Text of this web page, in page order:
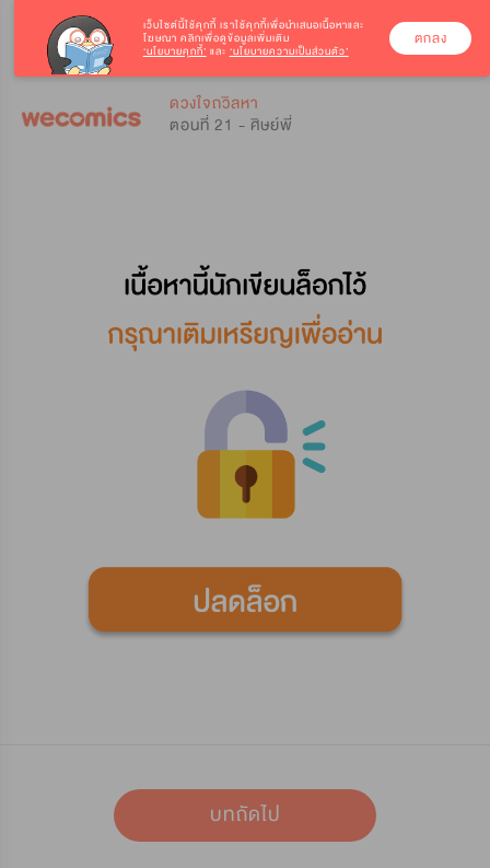
ดวงใจถวิลหา
ตอนที่ 21 - ศิษย์พี่
บทถัดไป
เว็บไซต์นี้ใช้คุกกี้ เราใช้คุกกี้เพื่อนำเสนอเนื้อหาและ
โฆษณา คลิกเพื่อดูข้อมูลเพิ่มเติม
‘นโยบายคุกกี้’ และ ‘นโยบายความเป็นส่วนตัว’
ตกลง